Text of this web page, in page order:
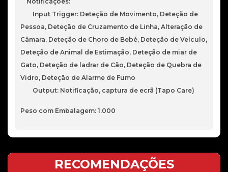
Input Trigger: Deteção de Movimento, Deteção de
Pessoa, Deteção de Cruzamento de Linha, Alteração de
Câmara, Deteção de Choro de Bebé, Deteção de Veículo,
Deteção de Animal de Estimação, Deteção de miar de
Gato, Deteção de ladrar de Cão, Deteção de Quebra de
Vidro, Deteção de Alarme de Fumo
Output: Notificação, captura de ecrã (Tapo Care)
Peso com Embalagem: 1.000
RECOMENDAÇÕES